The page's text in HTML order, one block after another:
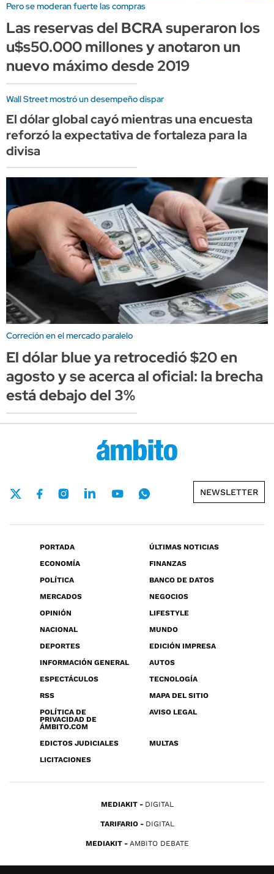
Pero se moderan fuerte las compras
Las reservas del BCRA superaron los
u$s50.000 millones y anotaron un
nuevo máximo desde 2019
Wall Street mostró un desempeño dispar
El dólar global cayó mientras una encuesta
reforzó la expectativa de fortaleza para la
divisa
Correción en el mercado paralelo
El dólar blue ya retrocedió $20 en
agosto y se acerca al oficial: la brecha
está debajo del 3%
NEWSLETTER
PORTADA
ÚLTIMAS NOTICIAS
ECONOMÍA
FINANZAS
POLÍTICA
BANCO DE DATOS
MERCADOS
NEGOCIOS
OPINIÓN
LIFESTYLE
NACIONAL
MUNDO
DEPORTES
EDICIÓN IMPRESA
INFORMACIÓN GENERAL
AUTOS
ESPECTÁCULOS
TECNOLOGÍA
RSS
MAPA DEL SITIO
POLÍTICA DE
PRIVACIDAD DE
ÁMBITO.COM
AVISO LEGAL
EDICTOS JUDICIALES
MULTAS
LICITACIONES
MEDIAKIT DIGITAL
TARIFARIO DIGITAL
MEDIAKIT AMBITO DEBATE